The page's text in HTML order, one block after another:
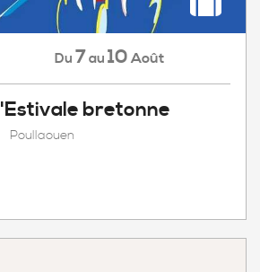
Du 7au 10 Août
bretonne
Poullaouen